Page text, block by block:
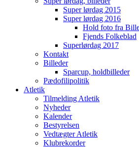
Super lørdag 2015
Super lørdag 2016
Hold foto fra
Fjends Folkeblad
Superlørdag 2017
Kontakt
Billeder
Sparcup, holdbilleder
Pædofilipolitik
Atletik
Tilmelding Atletik
Nyheder
Kalender
Bestyrelsen
Vedtægter Atletik
Klubrekorder